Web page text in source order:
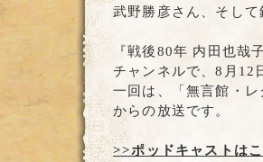
武野勝彦さん、そして
『戦後80年 内田也哉
チャンネルで、8月12
一回は、「無言館・
からの放送です。
>>ポッドキャストは